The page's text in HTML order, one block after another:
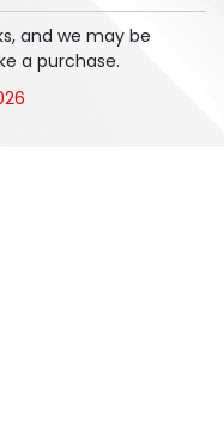
and we may be
a purchase.